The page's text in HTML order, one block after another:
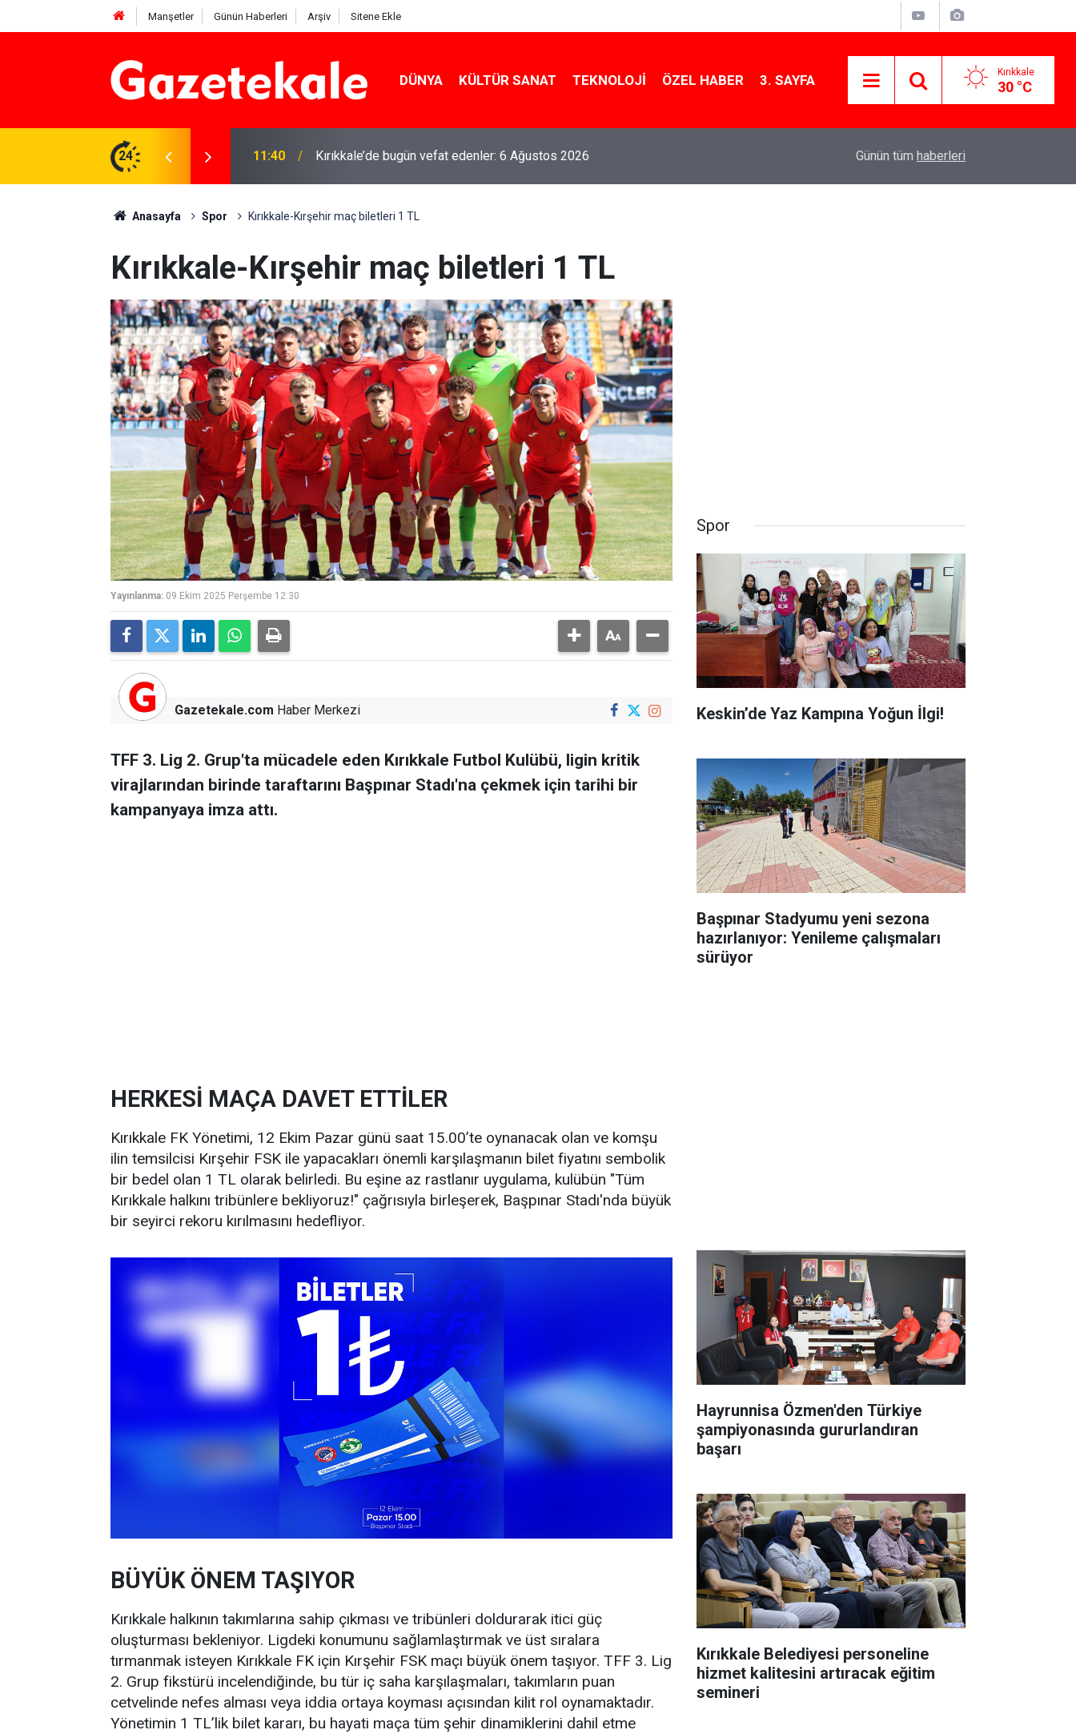
Manşetler Günün Haberleri Arşiv Sitene Ekle
DÜNYA KÜLTÜR SANAT TEKNOLOJI ÖZEL HABER 3. SAYFA Kırıkkale
30 °C
24
çalışmaları tamamlandı 11:40 Kırıkkale’de bugün vefat edenler: 6 Ağustos 2026 Sulakyurt Aile Çay Bahçesi Projesinde Sona
Günün tüm haberleri
Anasayfa Spor Kırıkkale-Kırşehir maç biletleri 1 TL
Kırıkkale-Kırşehir maç biletleri 1 TL
Yayınlanma: 09 Ekim 2025 Perşembe 12:30
Gazetekale.com Haber Merkezi
TFF 3. Lig 2. Grup'ta mücadele eden Kırıkkale Futbol Kulübü, ligin kritik
virajlarından birinde taraftarını Başpınar Stadı'na çekmek için tarihi bir
kampanyaya imza attı.
HERKESİ MAÇA DAVET ETTİLER
Kırıkkale FK Yönetimi, 12 Ekim Pazar günü saat 15.00’te oynanacak olan ve komşu
ilin temsilcisi Kırşehir FSK ile yapacakları önemli karşılaşmanın bilet fiyatını sembolik
bir bedel olan 1 TL olarak belirledi. Bu eşine az rastlanır uygulama, kulübün "Tüm
Kırıkkale halkını tribünlere bekliyoruz!" çağrısıyla birleşerek, Başpınar Stadı'nda büyük
bir seyirci rekoru kırılmasını hedefliyor.
BÜYÜK ÖNEM TAŞIYOR
Kırıkkale halkının takımlarına sahip çıkması ve tribünleri doldurarak itici güç
oluşturması bekleniyor. Ligdeki konumunu sağlamlaştırmak ve üst sıralara
tırmanmak isteyen Kırıkkale FK için Kırşehir FSK maçı büyük önem taşıyor. TFF 3. Lig
2. Grup fikstürü incelendiğinde, bu tür iç saha karşılaşmaları, takımların puan
cetvelinde nefes alması veya iddia ortaya koyması açısından kilit rol oynamaktadır.
Yönetimin 1 TL’lik bilet kararı, bu hayati maça tüm şehir dinamiklerini dahil etme
Spor
Keskin’de Yaz Kampına Yoğun İlgi!
Başpınar Stadyumu yeni sezona
hazırlanıyor: Yenileme çalışmaları
sürüyor
Hayrunnisa Özmen'den Türkiye
şampiyonasında gururlandıran
başarı
Kırıkkale Belediyesi personeline
hizmet kalitesini artıracak eğitim
semineri